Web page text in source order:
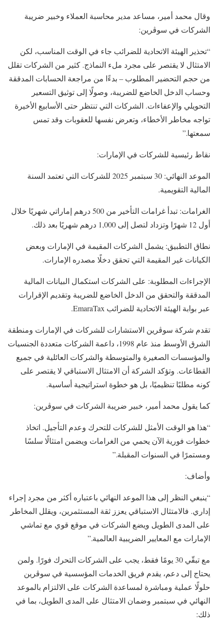
وقال محمد أمير، مساعد مدير محاسبة العملاء وخبير ضريبة
الشركات في سوڤرين:
“تحذير الهيئة الاتحادية للضرائب جاء في الوقت المناسب، لكن
الامتثال لا يقتصر على مجرد ملء النماذج. كثير من الشركات تقلل
من حجم التحضير المطلوب – بدءًا من مراجعة الحسابات المدققة
وحساب الدخل الخاضع للضريبة، وصولًا إلى توثيق التسعير
التحويلي والإعفاءات. الشركات التي تنتظر حتى الأسابيع الأخيرة
تواجه مخاطر الأخطاء، وتعرض نفسها للعقوبات وقد تمس
سمعتها.”
نقاط رئيسية للشركات في الإمارات:
الموعد النهائي: 30 سبتمبر 2025 للشركات التي تعتمد السنة
المالية التقويمية.
الغرامات: تبدأ غرامات التأخير من 500 درهم إماراتي شهريًا خلال
أول 12 شهرًا وتزداد لتصل إلى 1,000 درهم شهريًا بعد ذلك.
نطاق التطبيق: يشمل الشركات المقيمة في الإمارات وبعض
الكيانات غير المقيمة التي تحقق دخلًا مصدره الإمارات.
الإجراءات المطلوبة: على الشركات استكمال البيانات المالية
المدققة والتحقق من الدخل الخاضع للضريبة وتقديم الإقرارات
عبر بوابة الهيئة الاتحادية للضرائب EmaraTax.
تقدم شركة سوڤرين الاستشارات للشركات في الإمارات ومنطقة
الشرق الأوسط منذ عام 1998، داعمة الشركات متعددة الجنسيات
والمؤسسات الصغيرة والمتوسطة والشركات العائلية في جميع
القطاعات. وتؤكد الشركة أن الامتثال الاستباقي لا يقتصر على
كونه مطلبًا تنظيميًا، بل هو خطوة استراتيجية أساسية.
كما يقول محمد أمير، خبير ضريبة الشركات في سوڤرين:
“هذا هو الوقت الأمثل للشركات للتحرك وعدم التأجيل. اتخاذ
خطوات فورية الآن يحمي من الغرامات ويضمن امتثالًا سلسًا
ومستمرًا في السنوات المقبلة.”
وأضاف:
“ينبغي النظر إلى هذا الموعد النهائي باعتباره أكثر من مجرد إجراء
إداري. فالامتثال الاستباقي يعزز ثقة المستثمرين، ويقلل المخاطر
على المدى الطويل ويضع الشركات في موقع قوي مع تماشي
الإمارات مع المعايير الضريبية العالمية.”
مع تبقّي 30 يومًا فقط، يجب على الشركات التحرك فورًا. ولمن
يحتاج إلى دعم، يقدم فريق الخدمات المؤسسية في سوڤرين
حلولًا عملية ومباشرة لمساعدة الشركات على الالتزام بالموعد
النهائي في سبتمبر وضمان الامتثال على المدى الطويل، بما في
ذلك: